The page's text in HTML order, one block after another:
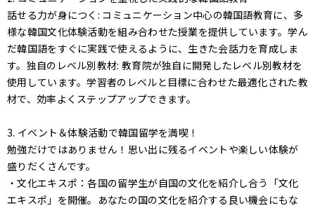
話せる力が身につく: コミュニケーション中心の韓国語教育に、多
様な韓国文化体験活動を組み合わせた授業を提供しています。学ん
だ韓国語をすぐに実践で使えるように、生きた会話力を育成しま
す。独自のレベル別教材: 教育院が独自に開発したレベル別教材を
使用しています。学習者のレベルと目標に合わせた最適化された教
材で、効率よくステップアップできます。
3. イベント＆体験活動で韓国留学を満喫！
勉強だけではありません！思い出に残るイベントや楽しい体験が
盛りだくさんです。
・文化エキスポ：各国の留学生が自国の文化を紹介し合う「文化
エキスポ」を開催。あなたの国の文化を紹介する良い機会にもな